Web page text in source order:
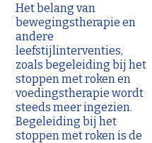
Het belang van
bewegingstherapie en
andere
leefstijlinterventies,
zoals begeleiding bij het
stoppen met roken en
voedingstherapie wordt
steeds meer ingezien.
Begeleiding bij het
stoppen met roken is de